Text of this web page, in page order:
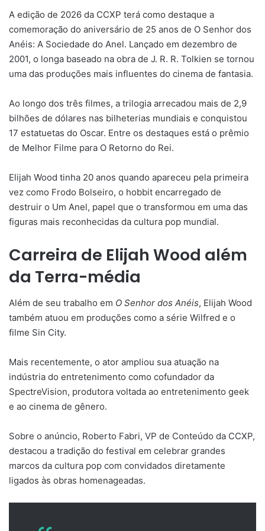
A edição de 2026 da CCXP terá como destaque a
comemoração do aniversário de 25 anos de O Senhor dos
Anéis: A Sociedade do Anel. Lançado em dezembro de
2001, o longa baseado na obra de J. R. R. Tolkien se tornou
uma das produções mais influentes do cinema de fantasia.
Ao longo dos três filmes, a trilogia arrecadou mais de 2,9
bilhões de dólares nas bilheterias mundiais e conquistou
17 estatuetas do Oscar. Entre os destaques está o prêmio
de Melhor Filme para O Retorno do Rei.
Elijah Wood tinha 20 anos quando apareceu pela primeira
vez como Frodo Bolseiro, o hobbit encarregado de
destruir o Um Anel, papel que o transformou em uma das
figuras mais reconhecidas da cultura pop mundial.
Carreira de Elijah Wood além
da Terra-média
Além de seu trabalho em O Senhor dos Anéis, Elijah Wood
também atuou em produções como a série Wilfred e o
filme Sin City.
Mais recentemente, o ator ampliou sua atuação na
indústria do entretenimento como cofundador da
SpectreVision, produtora voltada ao entretenimento geek
e ao cinema de gênero.
Sobre o anúncio, Roberto Fabri, VP de Conteúdo da CCXP,
destacou a tradição do festival em celebrar grandes
marcos da cultura pop com convidados diretamente
ligados às obras homenageadas.